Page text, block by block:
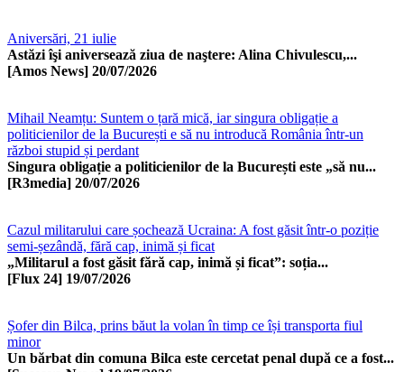
Aniversări, 21 iulie
Astăzi îşi aniversează ziua de naştere: Alina Chivulescu,...
[Amos News] 20/07/2026
Mihail Neamțu: Suntem o țară mică, iar singura obligație a
politicienilor de la București e să nu introducă România într-un
război stupid și perdant
Singura obligație a politicienilor de la București este „să nu...
[R3media] 20/07/2026
Cazul militarului care șochează Ucraina: A fost găsit într-o poziție
semi-șezândă, fără cap, inimă și ficat
„Militarul a fost găsit fără cap, inimă și ficat”: soția...
[Flux 24] 19/07/2026
Șofer din Bilca, prins băut la volan în timp ce își transporta fiul
minor
Un bărbat din comuna Bilca este cercetat penal după ce a fost...